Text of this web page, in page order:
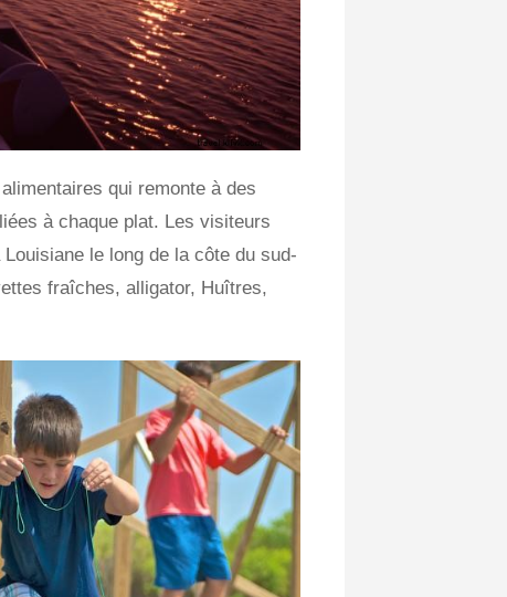
qui remonte à des
à chaque plat. Les visiteurs
le long de la côte du sud-
fraîches, alligator, Huîtres,